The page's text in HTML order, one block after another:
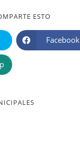
ESTO
Facebook